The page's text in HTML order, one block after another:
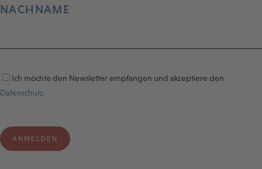
NACHNAME
Ich möchte den Newsletter empfangen und akzeptiere den
Datenschutz.